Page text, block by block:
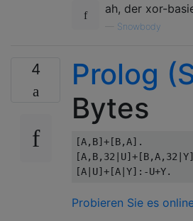
ah, der xor-
Snowbody
4 Prolog
Bytes
[A,B]+[B,A].
Probieren Sie es